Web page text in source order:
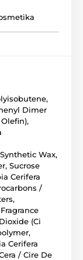
Dimer
Wax,
Sucrose
Cerifera
/
(Ci
Cerifera
/ Cire De